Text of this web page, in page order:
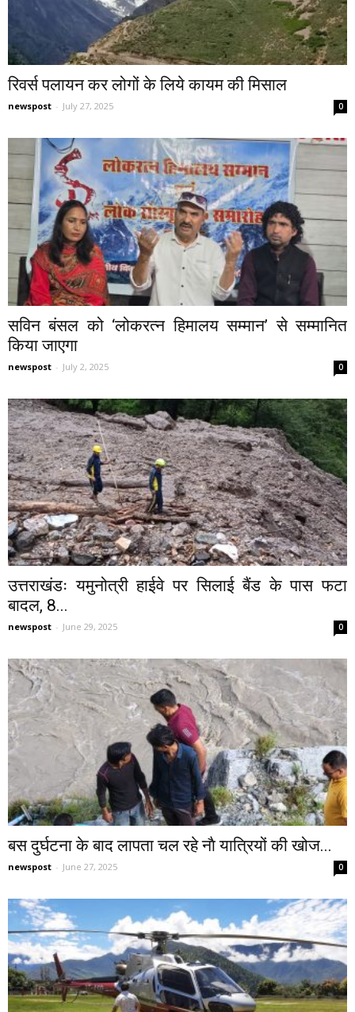
रिवर्स पलायन कर लोगों के लिये कायम की मिसाल
newspost - July 27, 2025 0
सविन बंसल को ‘लोकरत्न हिमालय सम्मान’ से सम्मानित
किया जाएगा
newspost - July 2, 2025 0
उत्तराखंडः यमुनोत्री हाईवे पर सिलाई बैंड के पास फटा
बादल, 8...
newspost - June 29, 2025 0
बस दुर्घटना के बाद लापता चल रहे नाै यात्रियों की खोज...
newspost - June 27, 2025 0